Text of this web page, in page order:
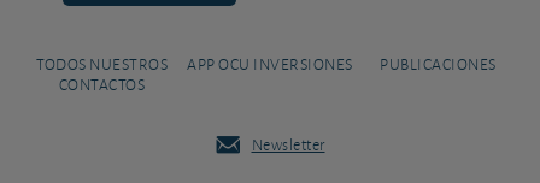
TODOS NUESTROS
CONTACTOS
APP OCU INVERSIONES PUBLICACIONES
Newsletter